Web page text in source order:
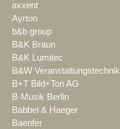
axxent
Ayrton
b&b group
B&K Braun
B&K Lumitec
B&W Veranstaltungstechnik
B+T Bild+Ton AG
B-Musik Berlin
Babbel & Haeger
Baenfer